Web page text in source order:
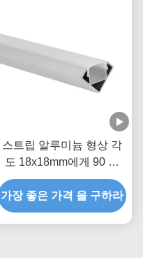
스트립 알루미늄 형상 각
도 18x18mm에게 90 도
LED 코너 알루미늄 프로
필을 보내게 했습니다
가장 좋은 가격 을 구하라